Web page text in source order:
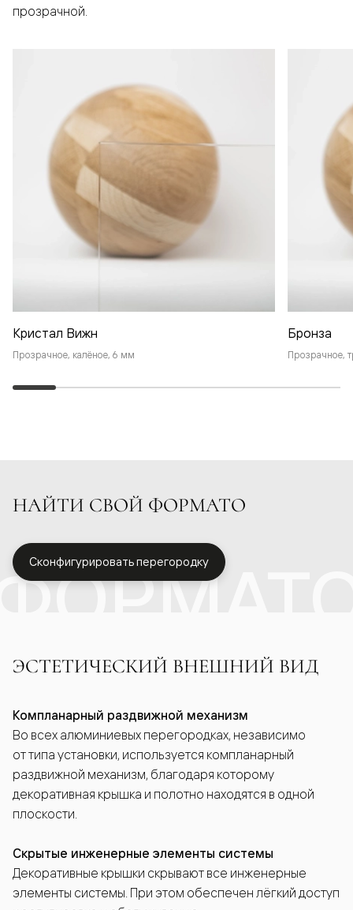
прозрачной.
Кристал Вижн
Прозрачное, калёное, 6 мм
Бронза
Прозрачное,
НАЙТИ СВОЙ ФОРМАТО
Сконфигурировать перегородку
ЭСТЕТИЧЕСКИЙ ВНЕШНИЙ ВИД
Компланарный раздвижной механизм
Во всех алюминиевых перегородках, независимо
от типа установки, используется компланарный
раздвижной механизм, благодаря которому
декоративная крышка и полотно находятся в одной
плоскости.
Скрытые инженерные элементы системы
Декоративные крышки скрывают все инженерные
элементы системы. При этом обеспечен лёгкий доступ